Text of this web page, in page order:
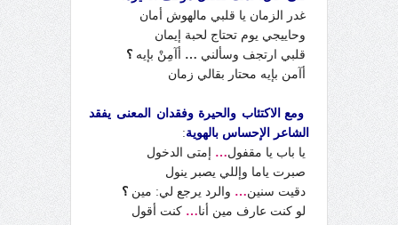
غدر الزمان يا قلبي مالهوش أمان
وحاييجي يوم تحتاج لحبة إيمان
قلبي ارتجف وسألني … أآمِنْ بإيه ؟
أآمن بإيه محتار بقالي زمان
ومع الاكتئاب والحيرة وفقدان المعنى يفقد
الشاعر الإحساس بالهوية:
يا باب يا مقفول… إمتى الدخول
صبرت ياما وإللي يصبر ينول
دقيت سنين… والرد يرجع لي: مين ؟
لو كنت عارف مين أنا… كنت أقول